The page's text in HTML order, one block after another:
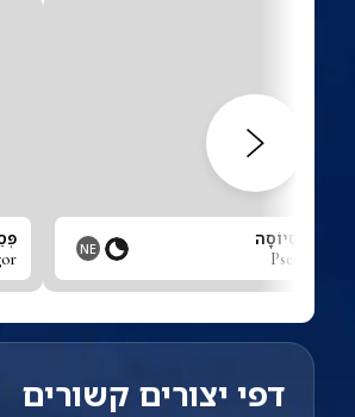
סְפֶּסְיוֹסָה NE
דפי יצורים קשורים